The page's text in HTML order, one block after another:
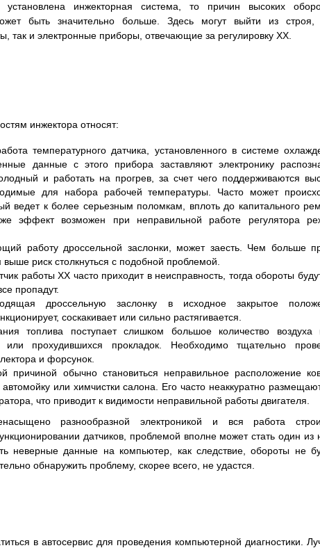
инжекторная система, то причин высоких
быть значительно больше. Здесь могут выйти из строя,
так и электронные приборы, отвечающие за регулировку ХХ.
инжектора относят:
температурного датчика, установленного в системе
данные с этого прибора заставляют электронику
и работать на прогрев, за счет чего поддерживаются
для набора рабочей температуры. Часто может
ведет к более серьезным поломкам, вплоть до капитального
эффект возможен при неправильной работе регулятора
работу дроссельной заслонки, может заесть. Чем больше
риск столкнуться с подобной проблемой.
работы ХХ часто приходит в неисправность, тогда обороты
пропадут.
дроссельную заслонку в исходное закрытое
соскакивает или сильно растягивается.
топлива поступает слишком большое количество воздуха
или прохудившихся прокладок. Необходимо тщательно
и форсунок.
причиной обычно становиться неправильное расположение
или химчистки салона. Его часто неаккуратно
что приводит к видимости неправильной работы двигателя.
разнообразной электроникой и вся работа
датчиков, проблемой вполне может стать один из
неверные данные на компьютер, как следствие, обороты не
обнаружить проблему, скорее всего, не удастся.
в автосервис для проведения компьютерной диагностики.